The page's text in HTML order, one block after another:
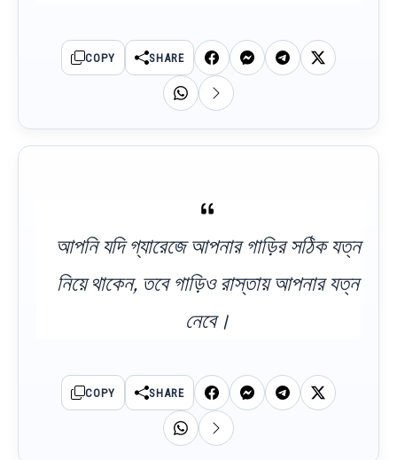
COPY SHARE
আপনি যদি গ্যারেজে আপনার গাড়ির সঠিক যত্ন
নিয়ে থাকেন, তবে গাড়িও রাস্তায় আপনার যত্ন
নেবে।
COPY SHARE